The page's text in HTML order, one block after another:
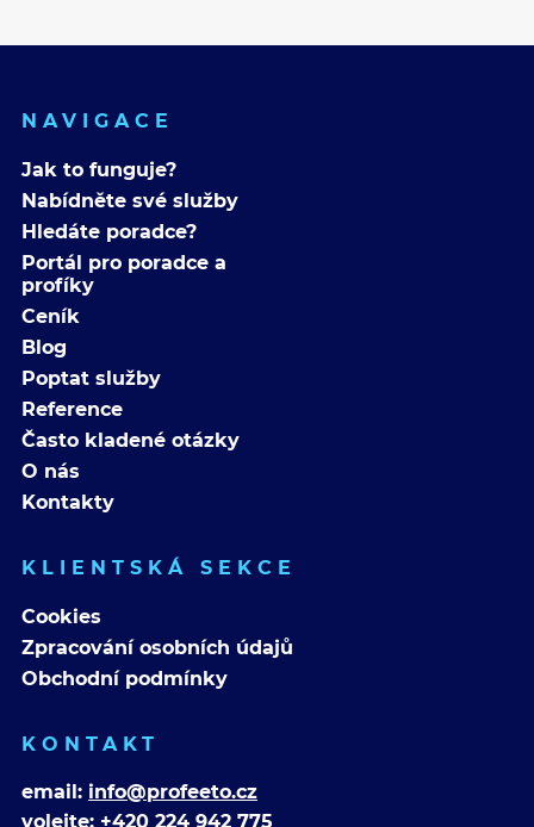
NAVIGACE
Jak to funguje?
Nabídněte své služby
Hledáte poradce?
Portál pro poradce a
profíky
Ceník
Blog
Poptat služby
Reference
Často kladené otázky
O nás
Kontakty
KLIENTSKÁ SEKCE
Cookies
Zpracování osobních údajů
Obchodní podmínky
KONTAKT
email: info@profeeto.cz
volejte: +420 224 942 775